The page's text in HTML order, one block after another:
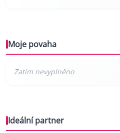
Moje povaha
Ideální partner